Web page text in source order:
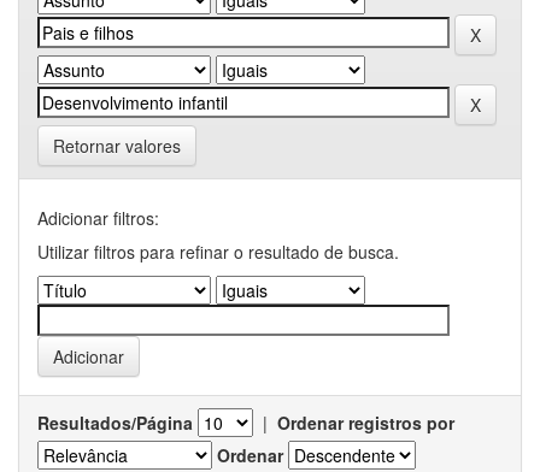
Retornar valores
Adicionar filtros:
Utilizar filtros para refinar o resultado de busca.
Resultados/Página | Ordenar registros por
Ordenar